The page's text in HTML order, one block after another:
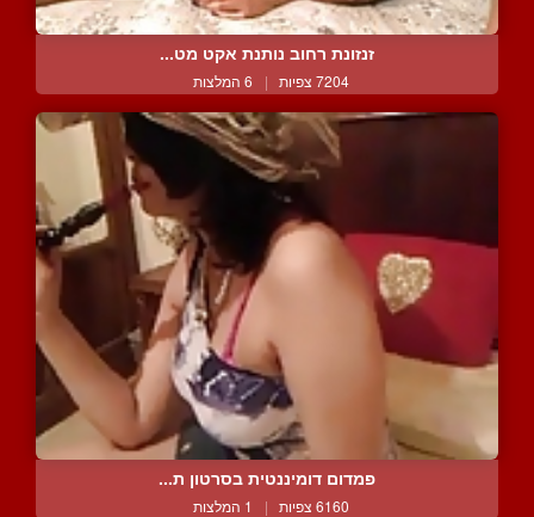
זנזונת רחוב נותנת אקט מט...
7204 צפיות | 6 המלצות
פמדום דומיננטית בסרטון ת...
6160 צפיות | 1 המלצות